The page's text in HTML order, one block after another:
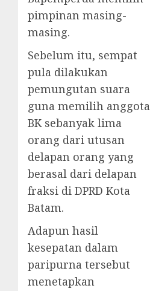
pimpinan masing-
masing.
Sebelum itu, sempat
pula dilakukan
pemungutan suara
guna memilih anggota
BK sebanyak lima
orang dari utusan
delapan orang yang
berasal dari delapan
fraksi di DPRD Kota
Batam.
Adapun hasil
kesepatan dalam
paripurna tersebut
menetapkan